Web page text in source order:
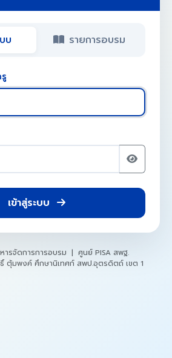
บ รายการอบรม
เข้าสู่ระบบ
ารจัดการการอบรม | ศูนย์ PISA สพฐ.
มพงค์ ศึกษานิเทศก์ สพป.อุตรดิตถ์ เขต 1